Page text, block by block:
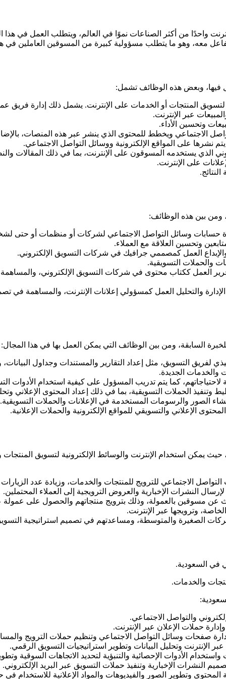
واحدًا من أكثر الصناعات نموًا في العالم، ويتطلب العمل في
معه، وهو ما يتطلب مسؤولية كبيرة من المسوقين العاملين في
فيها، وبعض هذه الوظائف تشمل:
لتسويق المنتجات أو الخدمات على الإنترنت. يشمل ذلك إدارة فريق
عبر الإنترنت.
وتحسين الأداء.
الاجتماعي ويخطط للمحتوى الذي ينشر عبر هذه المنصات،
نشرها على المواقع الإلكترونية ووسائل التواصل الاجتماعي.
الذي يستخدمه المسوقون على الإنترنت، بما في ذلك المقالات
على الإنترنت.
ومن بين هذه الوظائف:
حسابات وسائل التواصل الاجتماعي لشركات أو منظمات أو حتى
وتحسين العلاقة مع العملاء.
العمل كمصممي جرافيك في شركات التسويق الإلكتروني.
والحملات التسويقية.
العمل ككتاب محتوى في شركات التسويق الإلكتروني، والمساهمة
والتحليل العمل كمسؤولي إعلانات الإنترنت، والمساهمة في
السابقة، ومن بين الوظائف التي يمكن العمل بها في هذا المجال:
التسويق، مثل إعداد التقارير والمستندات وجداول البيانات،
الجديدة.
كما يتم تدريب المسؤول على كيفية استخدام الأدوات
الحملات التسويقية، بما في ذلك إعداد المحتوى الإعلاني وتحليل
والرسومات المستخدمة في الإعلانات والحملات التسويقية.
الإعلاني والتسويقي للمواقع الإلكترونية والحملات الإعلانية.
يمكن استخدام الإنترنت والوسائط الإلكترونية لتسويق
الاجتماعي للترويج للمنتجات والخدمات، وزيادة عدد
النشرات الإخبارية والعروض الترويجية إلى العملاء المحتملين.
عن مسوقين بالعمولة، وذلك بترويج منتجاتهم والحصول على عمولة
وترويجها عبر الإنترنت.
الصغيرة والمتوسطة، ومساعدتهم في تصميم استراتيجية
في السعودية.
والخدمات.
والتواصل الاجتماعي.
حملات الإعلان عبر الإنترنت.
صفحات وسائل التواصل الاجتماعي وتنظيم حملات الترويج
الإنترنت وتحليل البيانات وتطوير استراتيجيات التسويق الرقمي.
الأدوات الإحصائية والتنبؤية لتحديد الاتجاهات السوقية
النشرات الإخبارية وتنفيذ حملات التسويق عبر البريد الإلكتروني.
وتطوير الصور والفيديوهات والمواد الإعلانية للاستخدام في